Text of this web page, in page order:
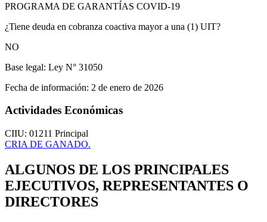
PROGRAMA DE GARANTÍAS COVID-19
¿Tiene deuda en cobranza coactiva mayor a una (1) UIT?
NO
Base legal: Ley N° 31050
Fecha de información: 2 de enero de 2026
Actividades Económicas
CIIU: 01211 Principal
CRIA DE GANADO.
ALGUNOS DE LOS PRINCIPALES
EJECUTIVOS, REPRESENTANTES O
DIRECTORES